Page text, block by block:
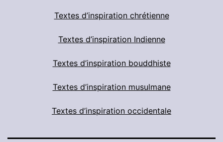
Textes d’inspiration chrétienne
Textes d’inspiration Indienne
Textes d’inspiration bouddhiste
Textes d’inspiration musulmane
Textes d’inspiration occidentale